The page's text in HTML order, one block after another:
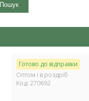
Пошук
Готово до відправки
Оптом і в роздріб
Код: 270692